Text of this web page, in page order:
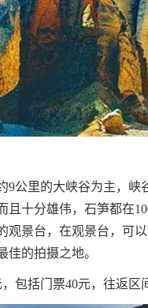
里的大峡谷为主，峡
且十分雄伟，石笋都在
观景台，在观景台，可
佳的拍摄之地。
括门票40元，往返区